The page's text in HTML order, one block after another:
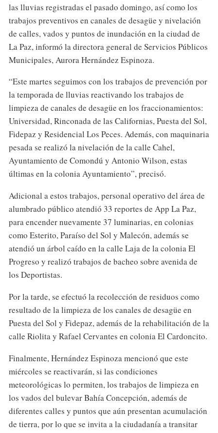
las lluvias registradas el pasado domingo, así como los
trabajos preventivos en canales de desagüe y nivelación
de calles, vados y puntos de inundación en la ciudad de
La Paz, informó la directora general de Servicios Públicos
Municipales, Aurora Hernández Espinoza.
“Este martes seguimos con los trabajos de prevención por
la temporada de lluvias reactivando los trabajos de
limpieza de canales de desagüe en los fraccionamientos:
Universidad, Rinconada de las Californias, Puesta del Sol,
Fidepaz y Residencial Los Peces. Además, con maquinaria
pesada se realizó la nivelación de la calle Cahel,
Ayuntamiento de Comondú y Antonio Wilson, estas
últimas en la colonia Ayuntamiento”, precisó.
Adicional a estos trabajos, personal operativo del área de
alumbrado público atendió 33 reportes de App La Paz,
para encender nuevamente 37 luminarias, en colonias
como Esterito, Paraíso del Sol y Malecón, además se
atendió un árbol caído en la calle Laja de la colonia El
Progreso y realizó trabajos de bacheo sobre avenida de
los Deportistas.
Por la tarde, se efectuó la recolección de residuos como
resultado de la limpieza de los canales de desagüe en
Puesta del Sol y Fidepaz, además de la rehabilitación de la
calle Riolita y Rafael Cervantes en colonia El Cardoncito.
Finalmente, Hernández Espinoza mencionó que este
miércoles se reactivarán, si las condiciones
meteorológicas lo permiten, los trabajos de limpieza en
los vados del bulevar Bahía Concepción, además de
diferentes calles y puntos que aún presentan acumulación
de tierra, por lo que se invita a la ciudadanía a transitar